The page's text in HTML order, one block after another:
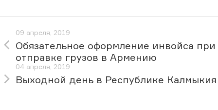
09 апреля, 2019
Обязательное оформление инвойса при
отправке грузов в Армению
04 апреля, 2019
Выходной день в Республике Калмыкия